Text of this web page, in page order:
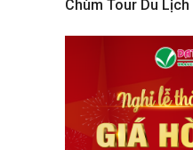
Chùm Tour Du Lịch